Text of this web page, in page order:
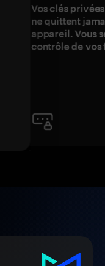
Vos clés
ne quittent
appareil. Vous
contrôle de vos